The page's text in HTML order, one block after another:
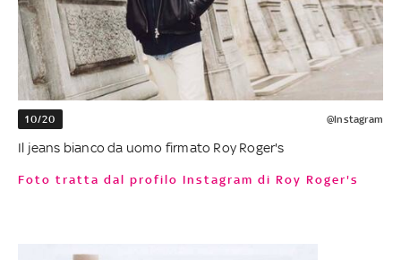
10/20 @Instagram
Il jeans bianco da uomo firmato Roy Roger's
Foto tratta dal profilo Instagram di Roy Roger's